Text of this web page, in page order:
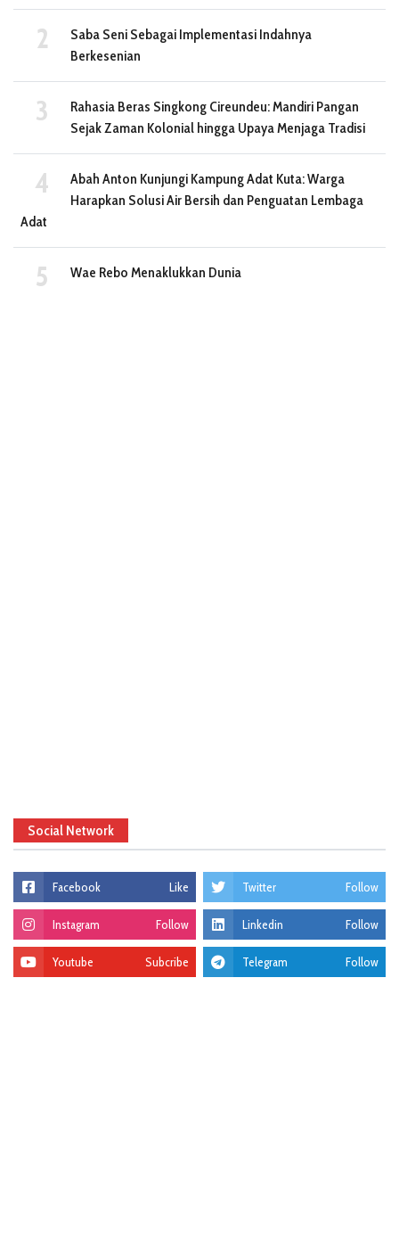
Saba Seni Sebagai Implementasi Indahnya
Berkesenian
Rahasia Beras Singkong Cireundeu: Mandiri Pangan
Sejak Zaman Kolonial hingga Upaya Menjaga Tradisi
Abah Anton Kunjungi Kampung Adat Kuta: Warga
Harapkan Solusi Air Bersih dan Penguatan Lembaga
Adat
Wae Rebo Menaklukkan Dunia
Social Network
Facebook Like Twitter Follow
Instagram Follow Linkedin Follow
Youtube Subcribe Telegram Follow